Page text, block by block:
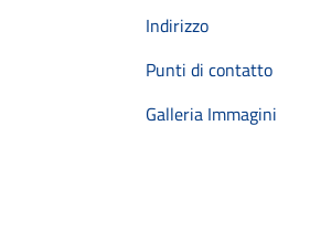
Indirizzo
Punti di contatto
Galleria Immagini